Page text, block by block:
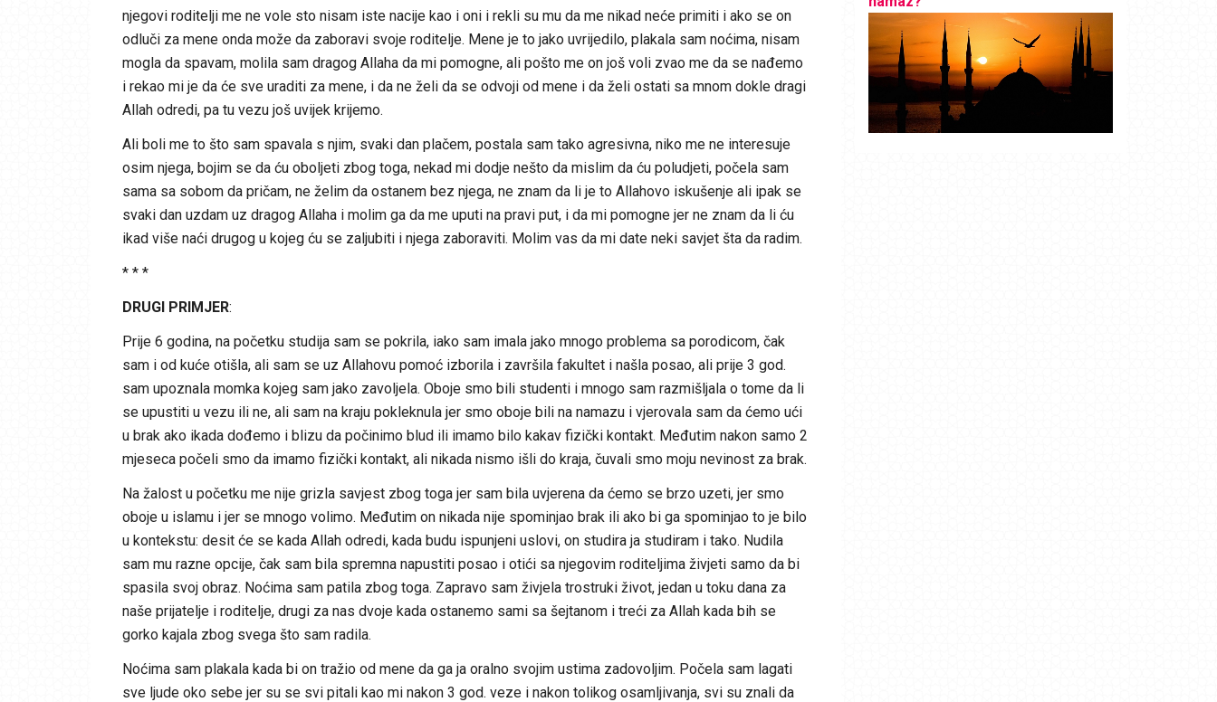
njegovi roditelji me ne vole sto nisam iste nacije kao i oni i rekli su mu da me nikad neće primiti i ako se on
odluči za mene onda može da zaboravi svoje roditelje. Mene je to jako uvrijedilo, plakala sam noćima, nisam
mogla da spavam, molila sam dragog Allaha da mi pomogne, ali pošto me on još voli zvao me da se nađemo
i rekao mi je da će sve uraditi za mene, i da ne želi da se odvoji od mene i da želi ostati sa mnom dokle dragi
Allah odredi, pa tu vezu još uvijek krijemo.
Ali boli me to što sam spavala s njim, svaki dan plačem, postala sam tako agresivna, niko me ne interesuje
osim njega, bojim se da ću oboljeti zbog toga, nekad mi dodje nešto da mislim da ću poludjeti, počela sam
sama sa sobom da pričam, ne želim da ostanem bez njega, ne znam da li je to Allahovo iskušenje ali ipak se
svaki dan uzdam uz dragog Allaha i molim ga da me uputi na pravi put, i da mi pomogne jer ne znam da li ću
ikad više naći drugog u kojeg ću se zaljubiti i njega zaboraviti. Molim vas da mi date neki savjet šta da radim.
* * *
DRUGI PRIMJER:
Prije 6 godina, na početku studija sam se pokrila, iako sam imala jako mnogo problema sa porodicom, čak
sam i od kuće otišla, ali sam se uz Allahovu pomoć izborila i završila fakultet i našla posao, ali prije 3 god.
sam upoznala momka kojeg sam jako zavoljela. Oboje smo bili studenti i mnogo sam razmišljala o tome da li
se upustiti u vezu ili ne, ali sam na kraju pokleknula jer smo oboje bili na namazu i vjerovala sam da ćemo ući
u brak ako ikada dođemo i blizu da počinimo blud ili imamo bilo kakav fizički kontakt. Međutim nakon samo 2
mjeseca počeli smo da imamo fizički kontakt, ali nikada nismo išli do kraja, čuvali smo moju nevinost za brak.
Na žalost u početku me nije grizla savjest zbog toga jer sam bila uvjerena da ćemo se brzo uzeti, jer smo
oboje u islamu i jer se mnogo volimo. Međutim on nikada nije spominjao brak ili ako bi ga spominjao to je bilo
u kontekstu: desit će se kada Allah odredi, kada budu ispunjeni uslovi, on studira ja studiram i tako. Nudila
sam mu razne opcije, čak sam bila spremna napustiti posao i otići sa njegovim roditeljima živjeti samo da bi
spasila svoj obraz. Noćima sam patila zbog toga. Zapravo sam živjela trostruki život, jedan u toku dana za
naše prijatelje i roditelje, drugi za nas dvoje kada ostanemo sami sa šejtanom i treći za Allah kada bih se
gorko kajala zbog svega što sam radila.
Noćima sam plakala kada bi on tražio od mene da ga ja oralno svojim ustima zadovoljim. Počela sam lagati
sve ljude oko sebe jer su se svi pitali kao mi nakon 3 god. veze i nakon tolikog osamljivanja, svi su znali da